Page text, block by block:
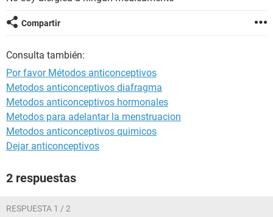
Compartir
Consulta también:
Por favor Métodos anticonceptivos
Metodos anticonceptivos diafragma
Metodos anticonceptivos hormonales
Metodos para adelantar la menstruacion
Metodos anticonceptivos quimicos
Dejar anticonceptivos
2 respuestas
RESPUESTA 1 / 2